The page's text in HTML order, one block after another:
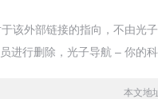
该外部链接的指向，不由光
行删除，光子导航 – 你的科
本文地